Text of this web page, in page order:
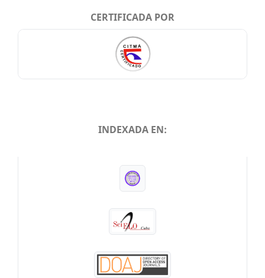
CERTIFICADA POR
INDEXADA EN: